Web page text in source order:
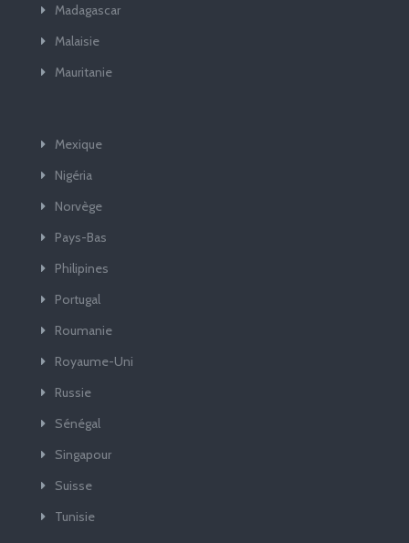
Madagascar
Malaisie
Mauritanie
Mexique
Nigéria
Norvège
Pays-Bas
Philipines
Portugal
Roumanie
Royaume-Uni
Russie
Sénégal
Singapour
Suisse
Tunisie